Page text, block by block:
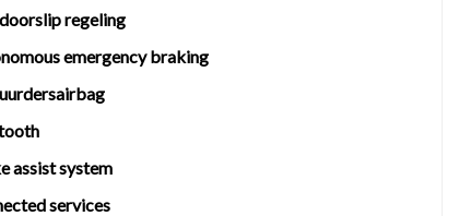
worden ontleend aan de verstrekte
zijn en je beslissing zouden kunnen
scherpe prijs.
regeling
emergency braking
assist system
services